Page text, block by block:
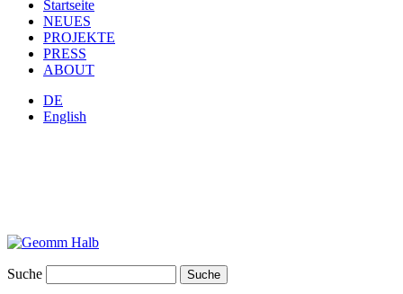
Startseite
NEUES
PROJEKTE
PRESS
ABOUT
DE
English
Suche